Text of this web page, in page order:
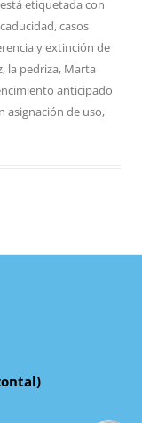
etiquetada con
,casos
y extinción de
, la pedriza, Marta
anticipado
asignación de uso,